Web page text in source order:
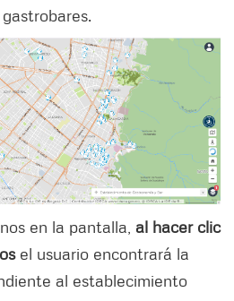
en la pantalla, al hacer clic
el usuario encontrará la
al establecimiento